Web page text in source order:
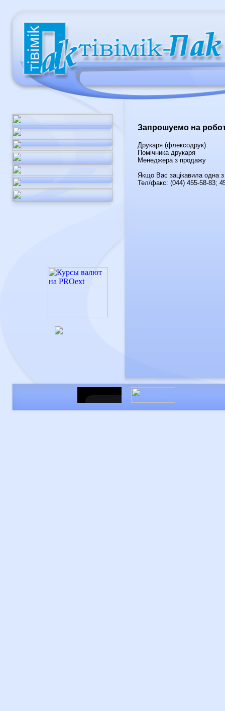
Запрошуемо на
Друкаря (флексодрук)
Помічника друкаря
Менеджера з продажу
Якщо Вас зацікавила одна
Тел/факс: (044) 455-58-83;